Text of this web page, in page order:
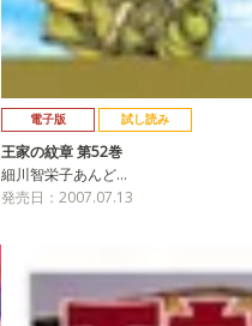
電子版 試し読み
王家の紋章 第52巻
細川智栄子あんど…
発売日：2007.07.13